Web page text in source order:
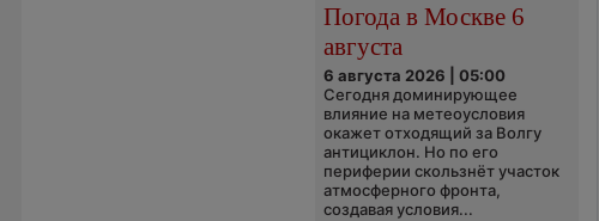
Погода в Москве 6
августа
6 августа 2026 | 05:00
Сегодня доминирующее
влияние на метеоусловия
окажет отходящий за Волгу
антициклон. Но по его
периферии скользнёт участок
атмосферного фронта,
создавая условия...